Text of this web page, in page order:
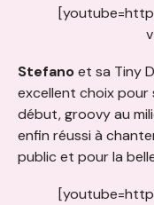
Stefanoet sa Tiny
excellent choix pour
début, groovy au
enfin réussi à
public et pour la